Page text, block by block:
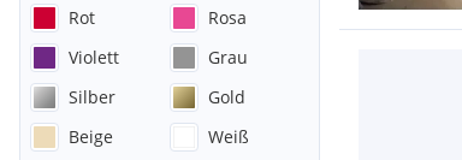
Rot
Rosa
Violett
Grau
Silber
Gold
Beige
Weiß